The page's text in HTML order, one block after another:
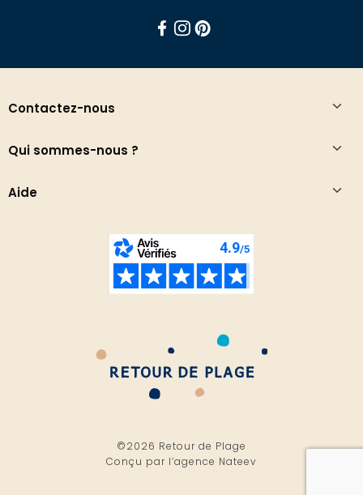
Contactez-nous
Qui sommes-nous ?
Aide
©2026 Retour de Plage
Conçu par l’agence Nateev